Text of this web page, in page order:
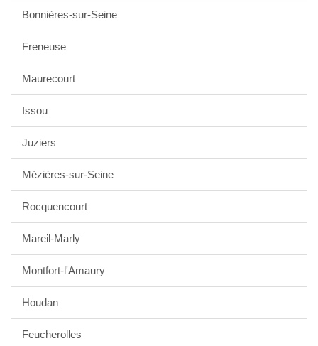
Bonnières-sur-Seine
Freneuse
Maurecourt
Issou
Juziers
Mézières-sur-Seine
Rocquencourt
Mareil-Marly
Montfort-l'Amaury
Houdan
Feucherolles